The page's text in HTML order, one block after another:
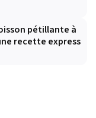
pétillante à
recette express